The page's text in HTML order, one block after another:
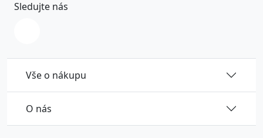
Vše o nákupu
O nás
Sledujte nás